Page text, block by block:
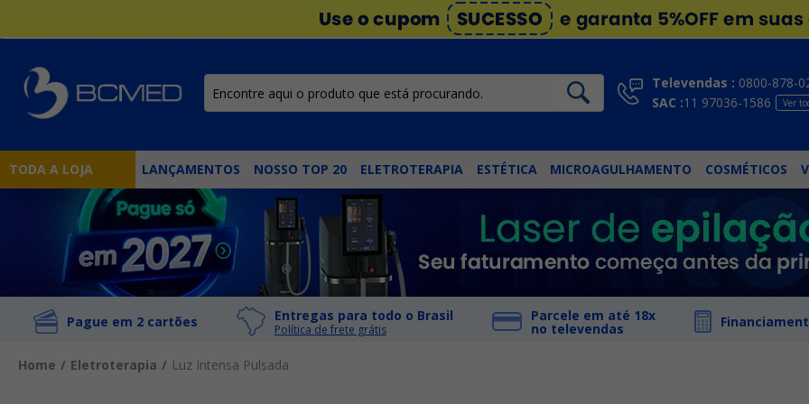
Televendas : 0800-878-
SAC :11 97036-1586 Ver
TODA A LOJA LANÇAMENTOS NOSSO TOP 20 ELETROTERAPIA ESTÉTICA MICROAGULHAMENTO COSMÉTICOS
Pague em 2 cartões Entregas para todo o Brasil
Política de frete grátis
Parcele em até 18x
no televendas
Home Eletroterapia Luz Intensa Pulsada